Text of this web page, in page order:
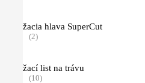
žacia hlava SuperCut
(2)
žací list na trávu
(10)